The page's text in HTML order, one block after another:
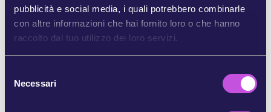
pubblicità e social media, i quali potrebbero combinarle
con altre informazioni che hai fornito loro o che hanno
raccolto dal tuo utilizzo dei loro servizi.
Necessari
[viii]Viene incluso l’Accordo regionale
sull’accesso alle informazioni, la partecipazione
pubblica e la giustizia in materia ambientale in
America Latina e nei Caraibi.
European Environmental Bureau: Diritto a dire